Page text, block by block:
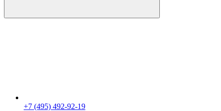
+7 (495) 492-92-19